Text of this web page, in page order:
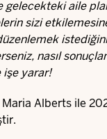
gelecekteki aile
sizi
düzenlemek
nasıl
işe yarar!
Alberts ile